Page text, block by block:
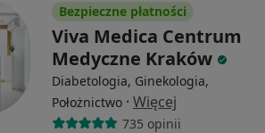
Bezpieczne płatności
Viva Medica Centrum
Medyczne Kraków
Diabetologia, Ginekologia,
Położnictwo · Więcej
735 opinii